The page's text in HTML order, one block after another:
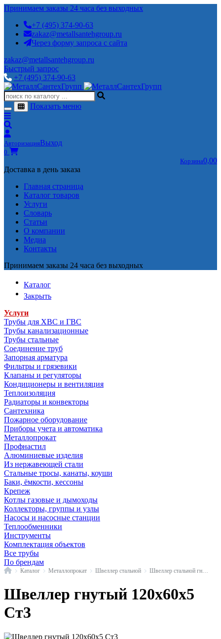
Принимаем заказы 24 часа без выходных
+7 (495) 374-90-63
zakaz@metallsantehgroup.ru
Через форму запроса с сайта
zakaz@metallsantehgroup.ru
Быстрый запрос
+7 (495) 374-90-63
Показать меню
АвторизацияВыход
0
Корзина0,00
Доставка в день заказа
Главная страница
Каталог товаров
Услуги
Словарь
Статьи
О компании
Медиа
Контакты
Принимаем заказы 24 часа без выходных
Каталог
Закрыть
Услуги
Трубы для ХВС и ГВС
Трубы канализационные
Трубы стальные
Соединение труб
Запорная арматура
Фильтры и грязевики
Клапаны и регуляторы
Кондиционеры и вентиляция
Теплоизоляция
Радиаторы и конвекторы
Сантехника
Пожарное оборудование
Приборы учета и автоматика
Металлопрокат
Профнастил
Алюминиевые изделия
Из нержавеющей стали
Стальные тросы, канаты, коуши
Баки, ёмкости, кессоны
Крепеж
Котлы газовые и дымоходы
Коллекторы, группы и узлы
Насосы и насосные станции
Теплообменники
Инструменты
Комплектация объектов
Все трубы
По брендам
ГлавнаяКаталог Металлопрокат Швеллер стальной
Швеллер гнутый 120x60x5
Ст3